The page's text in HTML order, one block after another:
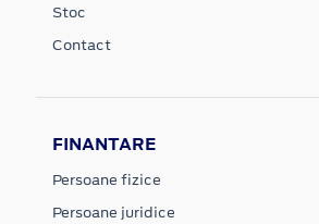
Stoc
Contact
FINANTARE
Persoane fizice
Persoane juridice